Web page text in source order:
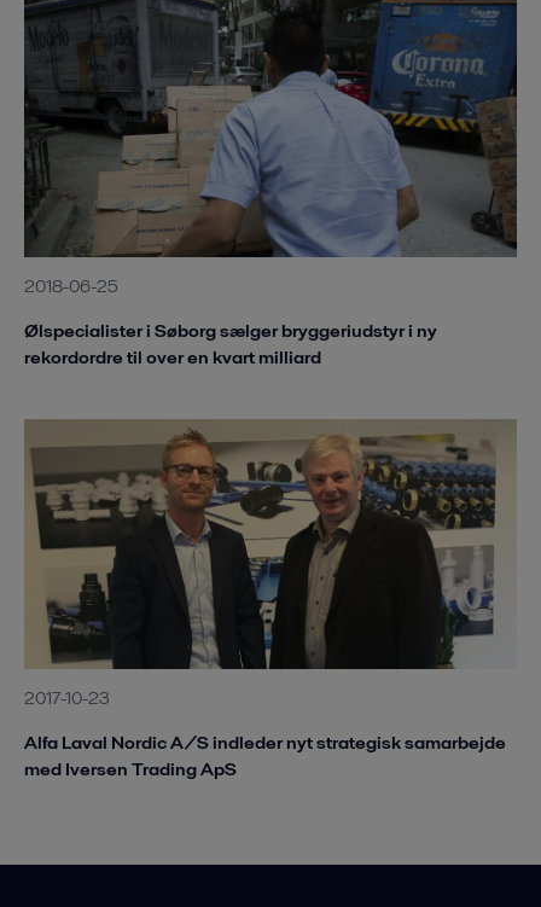
2018-06-25
Ølspecialister i Søborg sælger bryggeriudstyr i ny
rekordordre til over en kvart milliard
2017-10-23
Alfa Laval Nordic A/S indleder nyt strategisk samarbejde
med Iversen Trading ApS